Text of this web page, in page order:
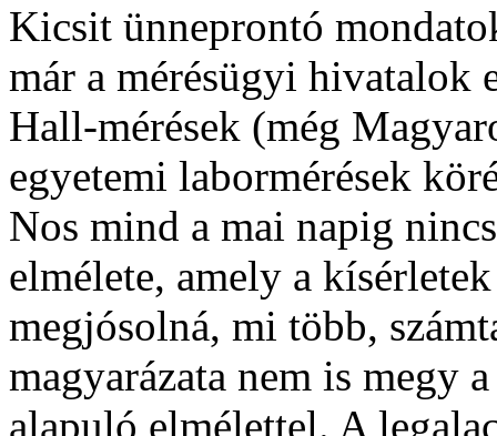
Kicsit ünneprontó
már a mérésügyi hivatalok
Hall-mérések (még
egyetemi labormérések
Nos mind a mai napig
elmélete, amely a
megjósolná, mi több,
magyarázata nem is megy
alapuló elmélettel. A